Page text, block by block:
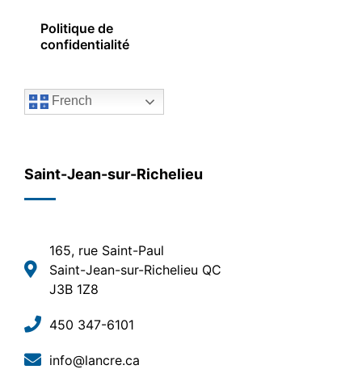
Politique de
confidentialité
French
Saint-Jean-sur-Richelieu
165, rue Saint-Paul
Saint-Jean-sur-Richelieu QC
J3B 1Z8
450 347-6101
info@lancre.ca